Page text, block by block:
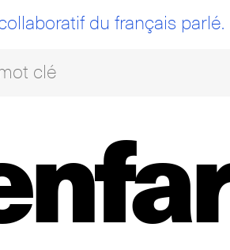
du français parlé.